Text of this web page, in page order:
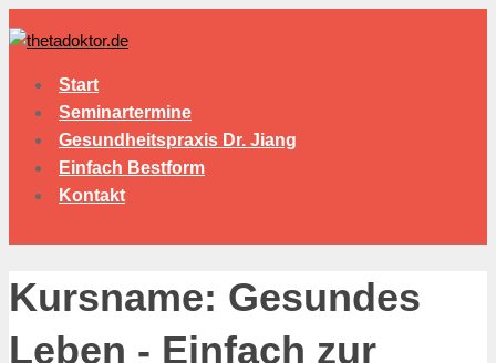
Start
Seminartermine
Gesundheitspraxis Dr. Jiang
Einfach Bestform
Kontakt
Kursname: Gesundes
Leben - Einfach zur